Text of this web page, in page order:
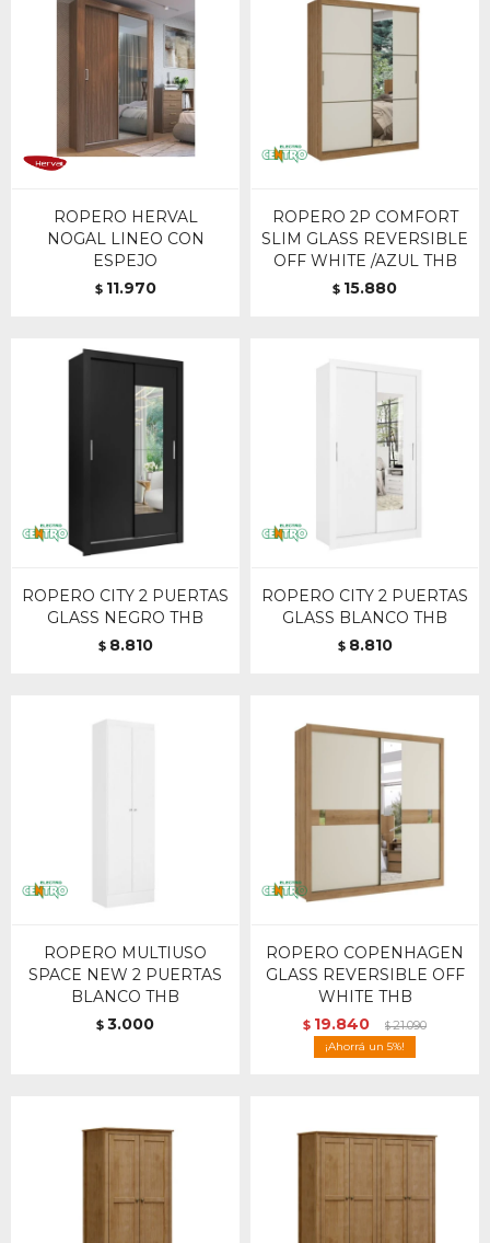
ROPERO HERVAL
NOGAL LINEO CON
ESPEJO
$ 11.970
ROPERO 2P COMFORT
SLIM GLASS REVERSIBLE
OFF WHITE /AZUL THB
$ 15.880
ROPERO CITY 2 PUERTAS
GLASS NEGRO THB
$ 8.810
ROPERO CITY 2 PUERTAS
GLASS BLANCO THB
$ 8.810
ROPERO MULTIUSO
SPACE NEW 2 PUERTAS
BLANCO THB
$ 3.000
ROPERO COPENHAGEN
GLASS REVERSIBLE OFF
WHITE THB
$ 19.840 $21.090
5